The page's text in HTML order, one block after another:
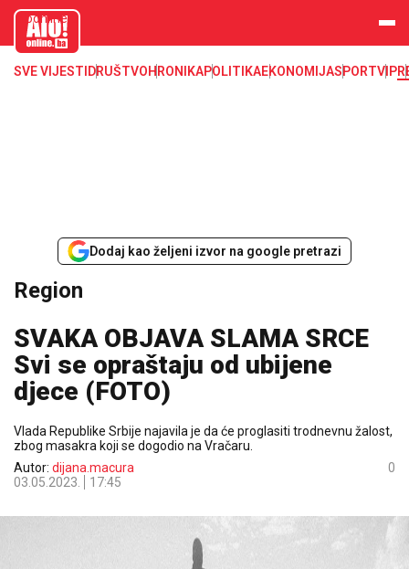
aloonline.b
SVE VIJESTI DRUŠTVOHRONIKAPOLITIKAEKONOMIJASPORTVIP
Dodaj kao željeni izvor na google pretrazi
Region
SVAKA OBJAVA SLAMA SRCE
Svi se opraštaju od ubijene
djece (FOTO)
Vlada Republike Srbije najavila je da će proglasiti trodnevnu žalost,
zbog masakra koji se dogodio na Vračaru.
Autor: dijana.macura
03.05.2023.
17:45
0